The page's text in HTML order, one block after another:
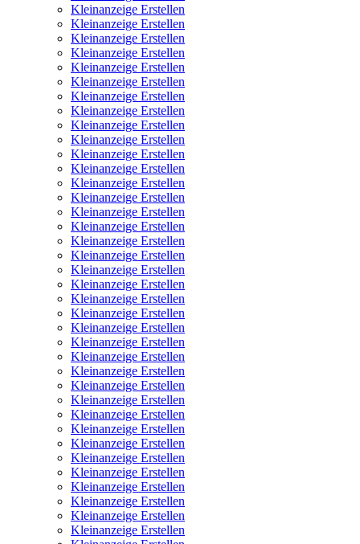
Kleinanzeige Erstellen
Kleinanzeige Erstellen
Kleinanzeige Erstellen
Kleinanzeige Erstellen
Kleinanzeige Erstellen
Kleinanzeige Erstellen
Kleinanzeige Erstellen
Kleinanzeige Erstellen
Kleinanzeige Erstellen
Kleinanzeige Erstellen
Kleinanzeige Erstellen
Kleinanzeige Erstellen
Kleinanzeige Erstellen
Kleinanzeige Erstellen
Kleinanzeige Erstellen
Kleinanzeige Erstellen
Kleinanzeige Erstellen
Kleinanzeige Erstellen
Kleinanzeige Erstellen
Kleinanzeige Erstellen
Kleinanzeige Erstellen
Kleinanzeige Erstellen
Kleinanzeige Erstellen
Kleinanzeige Erstellen
Kleinanzeige Erstellen
Kleinanzeige Erstellen
Kleinanzeige Erstellen
Kleinanzeige Erstellen
Kleinanzeige Erstellen
Kleinanzeige Erstellen
Kleinanzeige Erstellen
Kleinanzeige Erstellen
Kleinanzeige Erstellen
Kleinanzeige Erstellen
Kleinanzeige Erstellen
Kleinanzeige Erstellen
Kleinanzeige Erstellen